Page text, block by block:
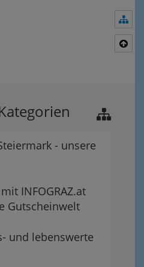
- unsere
INFOGRAZ.at
Gutscheinwelt
und lebenswerte